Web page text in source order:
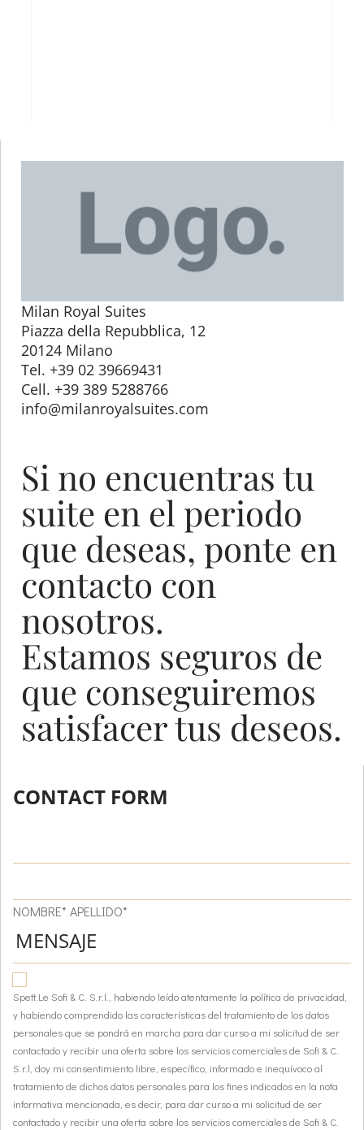
Milan Royal Suites
Piazza della Repubblica, 12
20124 Milano
Tel. +39 02 39669431
Cell. +39 389 5288766
info@milanroyalsuites.com
Si no encuentras tu
suite en el periodo
que deseas, ponte en
contacto con
nosotros.
Estamos seguros de
que conseguiremos
satisfacer tus deseos.
CONTACT FORM
NOMBRE* APELLIDO*
Spett.Le Sofi & C. S.r.l., habiendo leído atentamente la política de privacidad,
y habiendo comprendido las características del tratamiento de los datos
personales que se pondrá en marcha para dar curso a mi solicitud de ser
contactado y recibir una oferta sobre los servicios comerciales de Sofi & C.
S.r.l, doy mi consentimiento libre, específico, informado e inequívoco al
tratamiento de dichos datos personales para los fines indicados en la nota
informativa mencionada, es decir, para dar curso a mi solicitud de ser
contactado y recibir una oferta sobre los servicios comerciales de Sofi & C.